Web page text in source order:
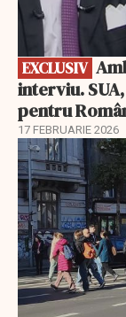
EXCLUSIV
interviu.
pentru
17 FEBRUARIE 2026